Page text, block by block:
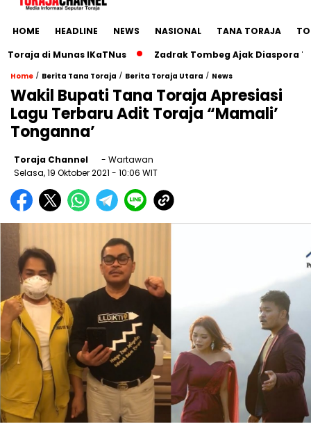
HOME HEADLINE NEWS NASIONAL TANA TORAJA
di Munas IKaTNus
Zadrak Tombeg Ajak Diaspora
Home / Berita Tana Toraja / Berita Toraja Utara / News
Wakil Bupati Tana Toraja Apresiasi
Lagu Terbaru Adit Toraja “Mamali’
Tonganna’
Toraja Channel
- Wartawan
Selasa, 19 Oktober 2021 - 10:06 WIT